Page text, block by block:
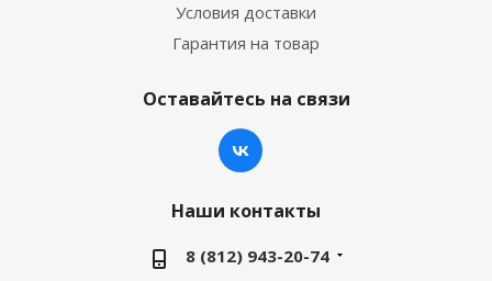
Условия доставки
Гарантия на товар
Оставайтесь на связи
Наши контакты
8 (812) 943-20-74